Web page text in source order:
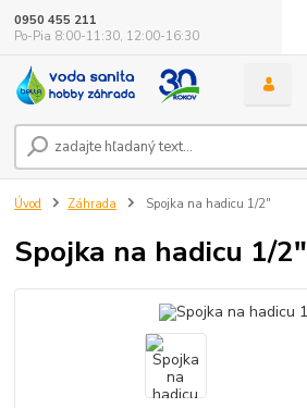
0950 455 211
Po-Pia 8:00-11:30, 12:00-16:30
Úvod Záhrada Spojka na hadicu 1/2"
Spojka na hadicu 1/2"